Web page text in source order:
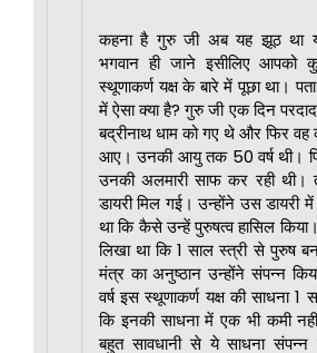
कहना है गुरु जी अब यह झूठ था
भगवान ही जाने इसीलिए आपको
स्थूणाकर्ण यक्ष के बारे में पूछा था।
में ऐसा क्या है? गुरु जी एक दिन
बद्रीनाथ धाम को गए थे और फिर वह
आए। उनकी आयु तक 50 वर्ष थी।
उनकी अलमारी साफ कर रही
डायरी मिल गई। उन्होंने उस डायरी
था कि कैसे उन्हें पुरुषत्व हासिल
लिखा था कि 1 साल स्त्री से पुरुष
मंत्र का अनुष्ठान उन्होंने संपन्न
वर्ष इस स्थूणाकर्ण यक्ष की साधना 1
कि इनकी साधना में एक भी कमी नहीं
बहुत सावधानी से ये साधना संपन्न